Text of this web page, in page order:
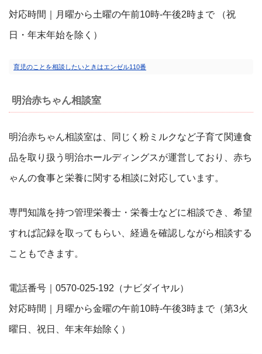
対応時間｜月曜から土曜の午前10時-午後2時まで （祝
日・年末年始を除く）
育児のことを相談したいときはエンゼル110番
明治赤ちゃん相談室
明治赤ちゃん相談室は、同じく粉ミルクなど子育て関連食
品を取り扱う明治ホールディングスが運営しており、赤ち
ゃんの食事と栄養に関する相談に対応しています。
専門知識を持つ管理栄養士・栄養士などに相談でき、希望
すれば記録を取ってもらい、経過を確認しながら相談する
こともできます。
電話番号｜0570-025-192（ナビダイヤル）
対応時間｜月曜から金曜の午前10時-午後3時まで（第3火
曜日、祝日、年末年始除く）